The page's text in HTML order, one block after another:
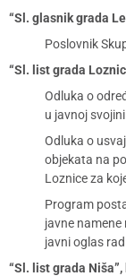
“Sl. glasnik grada
Poslovnik
“Sl. list grada
Odluka o
u javnoj
Odluka o
objekata na
Loznice za
Program
javne
javni oglas
“Sl. list grada